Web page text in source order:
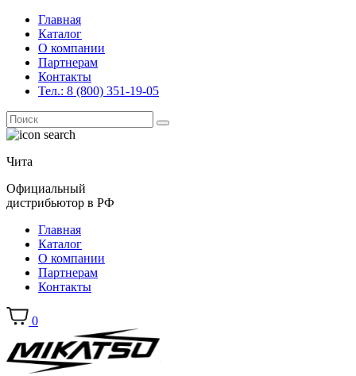
Главная
Каталог
О компании
Партнерам
Контакты
Тел.: 8 (800) 351-19-05
Поиск
for:
Чита
Официальный
дистрибьютор в РФ
Главная
Каталог
О компании
Партнерам
Контакты
0